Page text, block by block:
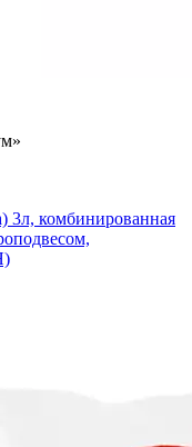
3л, комбинированная